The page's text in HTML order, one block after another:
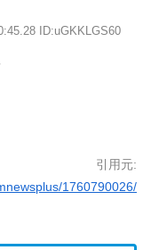
ID:uGKKLGS60
引用元:
1760790026/